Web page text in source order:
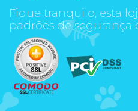
Fique tranquilo, esta
padrões de segurança